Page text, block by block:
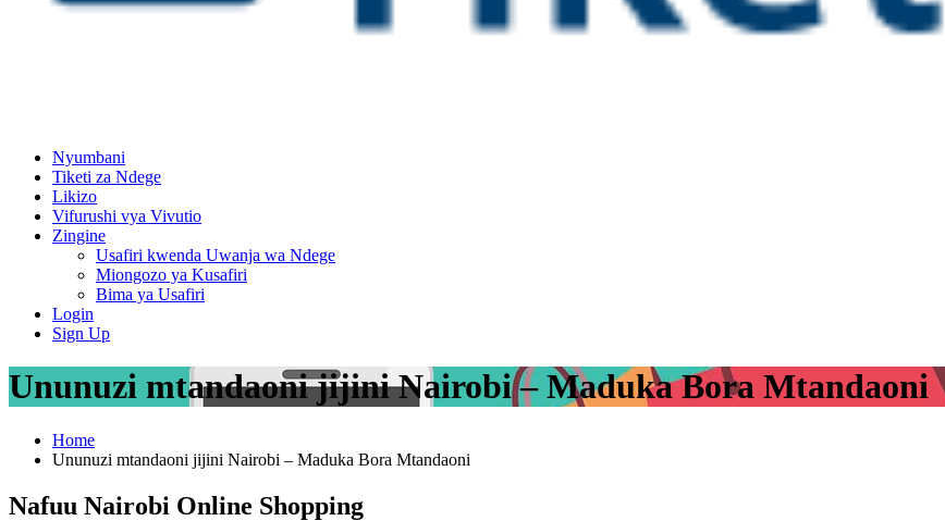
Nyumbani
Tiketi za Ndege
Likizo
Vifurushi vya Vivutio
Zingine
Usafiri kwenda Uwanja wa Ndege
Miongozo ya Kusafiri
Bima ya Usafiri
Login
Sign Up
Ununuzi mtandaoni jijini Nairobi – Maduka Bora Mtandaoni
Home
Ununuzi mtandaoni jijini Nairobi – Maduka Bora Mtandaoni
Nafuu Nairobi Online Shopping